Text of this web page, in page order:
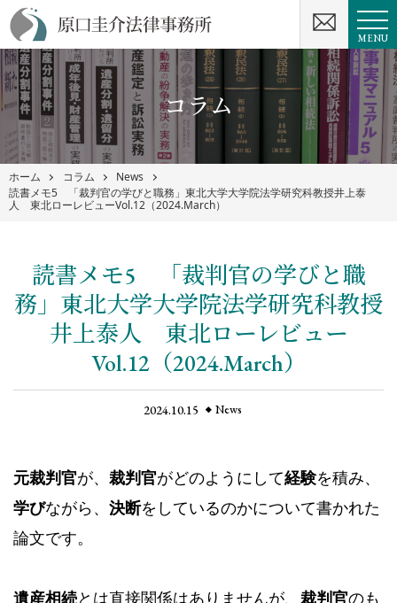
MENU
コラム
ホーム コラム
News
読書メモ5 「裁判官の学びと職務」東北大学大学院法学研究科教授井上泰
人 東北ローレビューVol.12（2024.March）
読書メモ5 「裁判官の学びと職
務」東北大学大学院法学研究科教授
井上泰人 東北ローレビュー
Vol.12（2024.March）
2024.10.15 News
元裁判官が、 裁判官がどのようにして経験を積み、
学びながら、 決断をしているのかについて書かれた
論文です。
遺産相続とは直接関係はありませんが、 裁判官のも